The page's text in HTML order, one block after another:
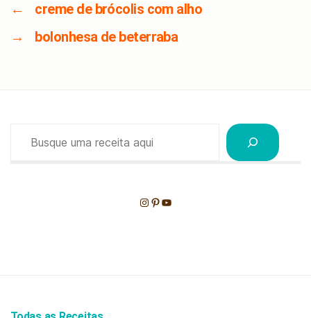
←
creme de brócolis com alho
→
bolonhesa de beterraba
Instagram
Pinterest
Youtube